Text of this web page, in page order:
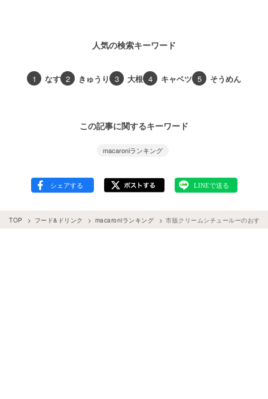
人気の検索キーワード
1 なす 2 きゅうり 3 大根 4 キャベツ 5 そうめん
この記事に関するキーワード
macaroniランキング
TOP フード&ドリンク macaroniランキング 市販クリームシチュールーのおす